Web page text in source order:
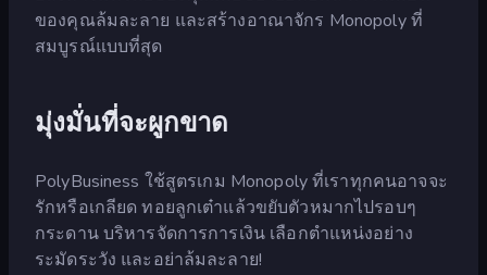
ของคุณล้มละลาย และสร้างอาณาจักร Monopoly ที่
สมบูรณ์แบบที่สุด
มุ่งมั่นที่จะผูกขาด
PolyBusiness ใช้สูตรเกม Monopoly ที่เราทุกคนอาจจะ
รักหรือเกลียด ทอยลูกเต๋าแล้วขยับตัวหมากไปรอบๆ
กระดาน บริหารจัดการการเงิน เลือกตำแหน่งอย่าง
ระมัดระวัง และอย่าล้มละลาย!